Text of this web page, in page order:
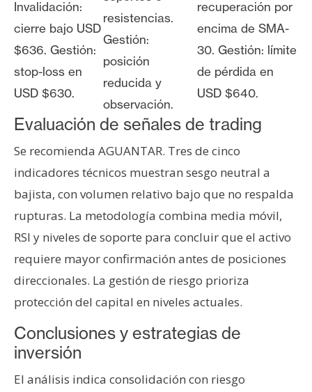
Invalidación:
cierre bajo USD
$636. Gestión:
stop-loss en
USD $630.
resistencias.
Gestión:
posición
reducida y
observación.
recuperación por
encima de SMA-
30. Gestión: límite
de pérdida en
USD $640.
Evaluación de señales de trading
Se recomienda AGUANTAR. Tres de cinco
indicadores técnicos muestran sesgo neutral a
bajista, con volumen relativo bajo que no respalda
rupturas. La metodología combina media móvil,
RSI y niveles de soporte para concluir que el activo
requiere mayor confirmación antes de posiciones
direccionales. La gestión de riesgo prioriza
protección del capital en niveles actuales.
Conclusiones y estrategias de
inversión
El análisis indica consolidación con riesgo